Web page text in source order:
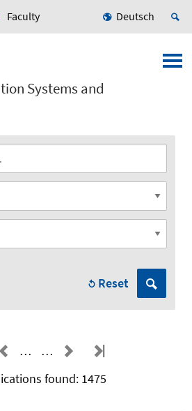
Faculty Deutsch
Systems and
Reset
…
…
found: 1475